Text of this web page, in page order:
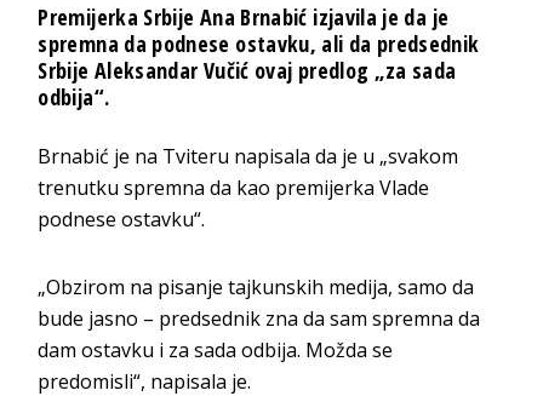
Premijerka Srbije Ana Brnabić izjavila je da je
spremna da podnese ostavku, ali da predsednik
Srbije Aleksandar Vučić ovaj predlog „za sada
odbija“.
Brnabić je na Tviteru napisala da je u „svakom
trenutku spremna da kao premijerka Vlade
podnese ostavku“.
„Obzirom na pisanje tajkunskih medija, samo da
bude jasno – predsednik zna da sam spremna da
dam ostavku i za sada odbija. Možda se
predomisli“, napisala je.